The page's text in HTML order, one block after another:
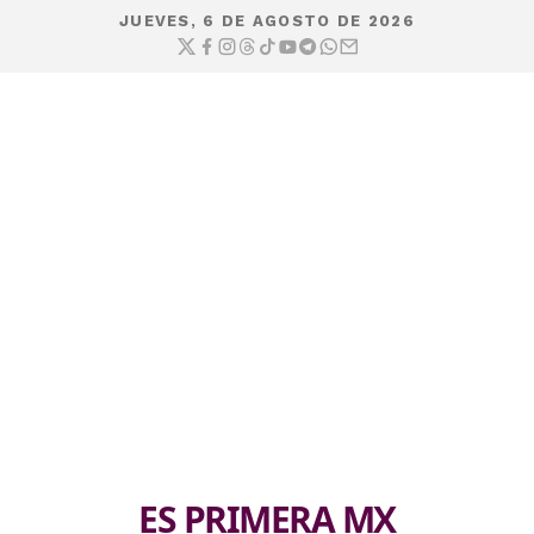
JUEVES, 6 DE AGOSTO DE 2026
ES PRIMERA MX